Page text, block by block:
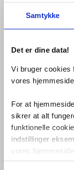
Samtykke
Det er dine data!
Vi bruger cookies
vores
For at
sikrer at alt
funktionelle
indstillinger
vores hjemmeside.
Samling
Sort (RAL
Længde